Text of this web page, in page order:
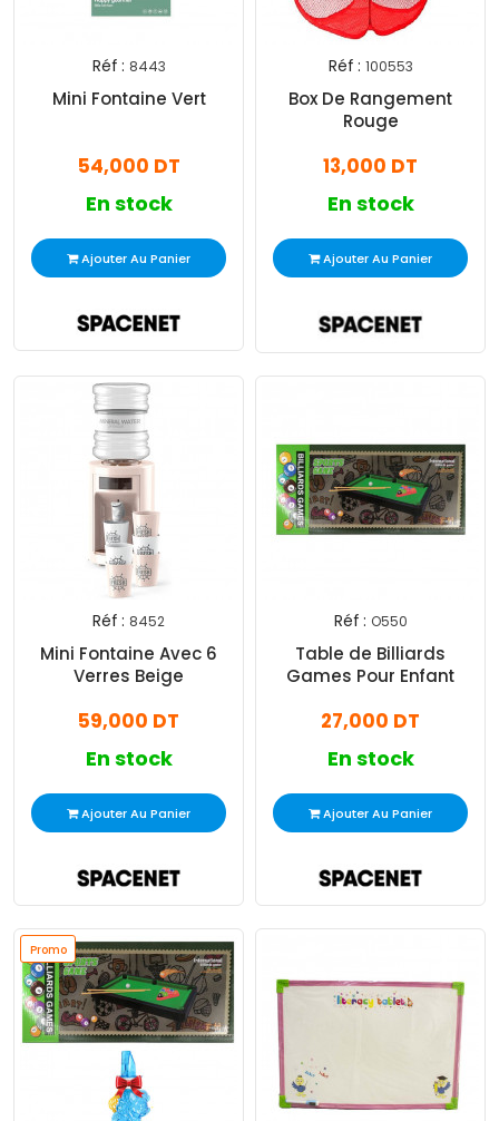
Réf : 8443
Mini Fontaine Vert
54,000 DT
En stock
Ajouter Au Panier
Réf : 100553
Box De Rangement
Rouge
13,000 DT
En stock
Ajouter Au Panier
Réf : 8452
Mini Fontaine Avec 6
Verres Beige
59,000 DT
En stock
Ajouter Au Panier
Réf : O550
Table de Billiards
Games Pour Enfant
27,000 DT
En stock
Ajouter Au Panier
Promo